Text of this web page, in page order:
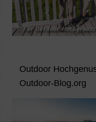
Outdoor
Outdoor-Blog.org